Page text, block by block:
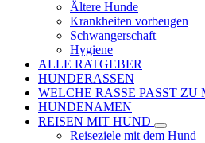
Ältere Hunde
Krankheiten vorbeugen
Schwangerschaft
Hygiene
ALLE RATGEBER
HUNDERASSEN
WELCHE RASSE PASST ZU
HUNDENAMEN
REISEN MIT HUND
Reiseziele mit dem Hund